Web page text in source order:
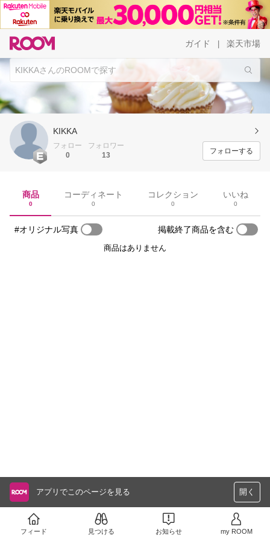
ガイド 楽天市場
KIKKA
フォロー
0
フォロワー
13
フォローする
商品
0
コーディネート
0
コレクション
0
いいね
0
#オリジナル写真 掲載終了商品を含む
商品はありません
アプリでこのページを見る 開く
フィード 見つける お知らせ my ROOM